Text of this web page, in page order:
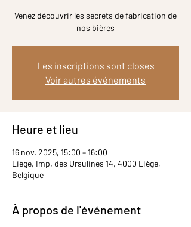
Venez découvrir les secrets de fabrication de
nos bières
Les inscriptions sont closes
Voir autres événements
Heure et lieu
16 nov. 2025, 15:00 – 16:00
Liège, Imp. des Ursulines 14, 4000 Liège,
Belgique
À propos de l'événement